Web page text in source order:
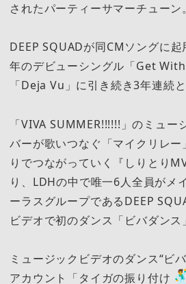
されたパーティーサマーチューン。
DEEP SQUADが同CMソングに
年のデビューシングル「Get
「Deja Vu」に引き続き3年連続と
「VIVA SUMMER!!!!!!」のミュー
バーが歌いつなぐ「マイクリレー
りでつながっていく『しりとり
り、LDHの中で唯一6人全員がメ
ーラスグループであるDEEP
ビデオで初のダンス「ビバダンス
ミュージックビデオのダンス“ビ
アカウント「タイガの振り付け